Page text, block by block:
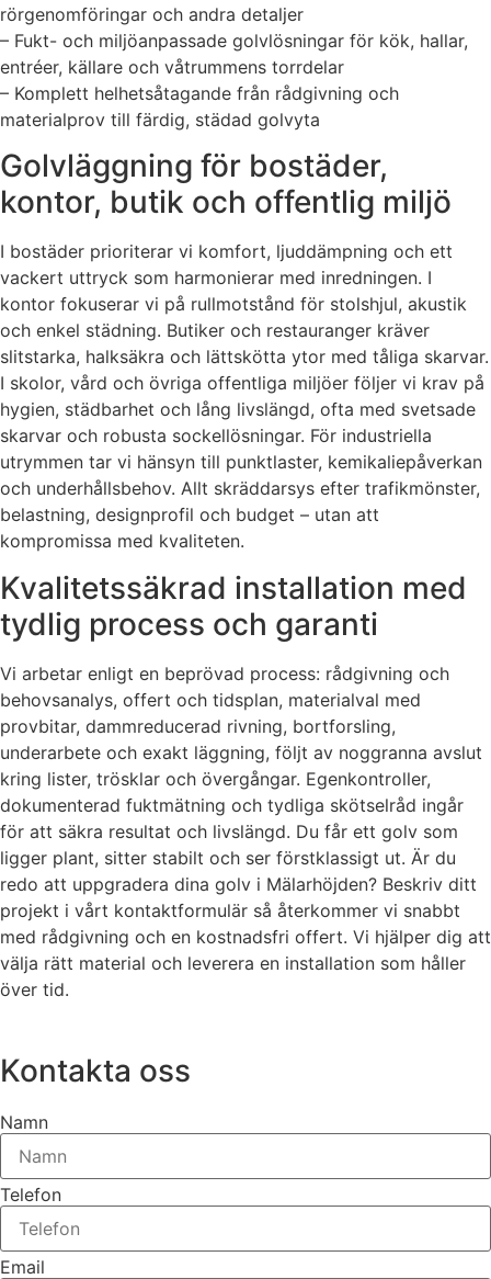
rörgenomföringar och andra detaljer
– Fukt- och miljöanpassade golvlösningar för kök, hallar,
entréer, källare och våtrummens torrdelar
– Komplett helhetsåtagande från rådgivning och
materialprov till färdig, städad golvyta
Golvläggning för bostäder,
kontor, butik och offentlig miljö
I bostäder prioriterar vi komfort, ljuddämpning och ett
vackert uttryck som harmonierar med inredningen. I
kontor fokuserar vi på rullmotstånd för stolshjul, akustik
och enkel städning. Butiker och restauranger kräver
slitstarka, halksäkra och lättskötta ytor med tåliga skarvar.
I skolor, vård och övriga offentliga miljöer följer vi krav på
hygien, städbarhet och lång livslängd, ofta med svetsade
skarvar och robusta sockellösningar. För industriella
utrymmen tar vi hänsyn till punktlaster, kemikaliepåverkan
och underhållsbehov. Allt skräddarsys efter trafikmönster,
belastning, designprofil och budget – utan att
kompromissa med kvaliteten.
Kvalitetssäkrad installation med
tydlig process och garanti
Vi arbetar enligt en beprövad process: rådgivning och
behovsanalys, offert och tidsplan, materialval med
provbitar, dammreducerad rivning, bortforsling,
underarbete och exakt läggning, följt av noggranna avslut
kring lister, trösklar och övergångar. Egenkontroller,
dokumenterad fuktmätning och tydliga skötselråd ingår
för att säkra resultat och livslängd. Du får ett golv som
ligger plant, sitter stabilt och ser förstklassigt ut. Är du
redo att uppgradera dina golv i Mälarhöjden? Beskriv ditt
projekt i vårt kontaktformulär så återkommer vi snabbt
med rådgivning och en kostnadsfri offert. Vi hjälper dig att
välja rätt material och leverera en installation som håller
över tid.
Kontakta oss
Namn
Telefon
Email